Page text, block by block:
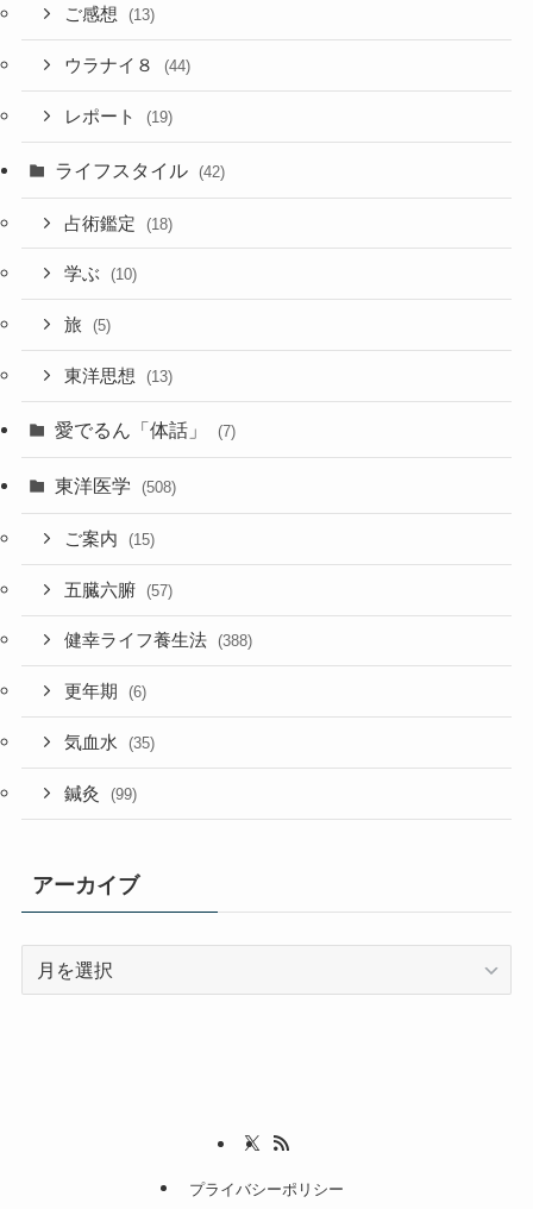
ご感想 (13)
ウラナイ８ (44)
レポート (19)
ライフスタイル (42)
占術鑑定 (18)
学ぶ (10)
旅 (5)
東洋思想 (13)
愛でるん「体話」 (7)
東洋医学 (508)
ご案内 (15)
五臓六腑 (57)
健幸ライフ養生法 (388)
更年期 (6)
気血水 (35)
鍼灸 (99)
アーカイブ
プライバシーポリシー